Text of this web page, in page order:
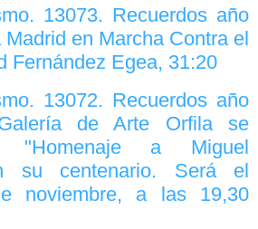
13073. Recuerdos año
en Marcha Contra el
Fernández Egea, 31:20
13072. Recuerdos año
de Arte Orfila se
"Homenaje a Miguel
su centenario. Será el
noviembre, a las 19,30